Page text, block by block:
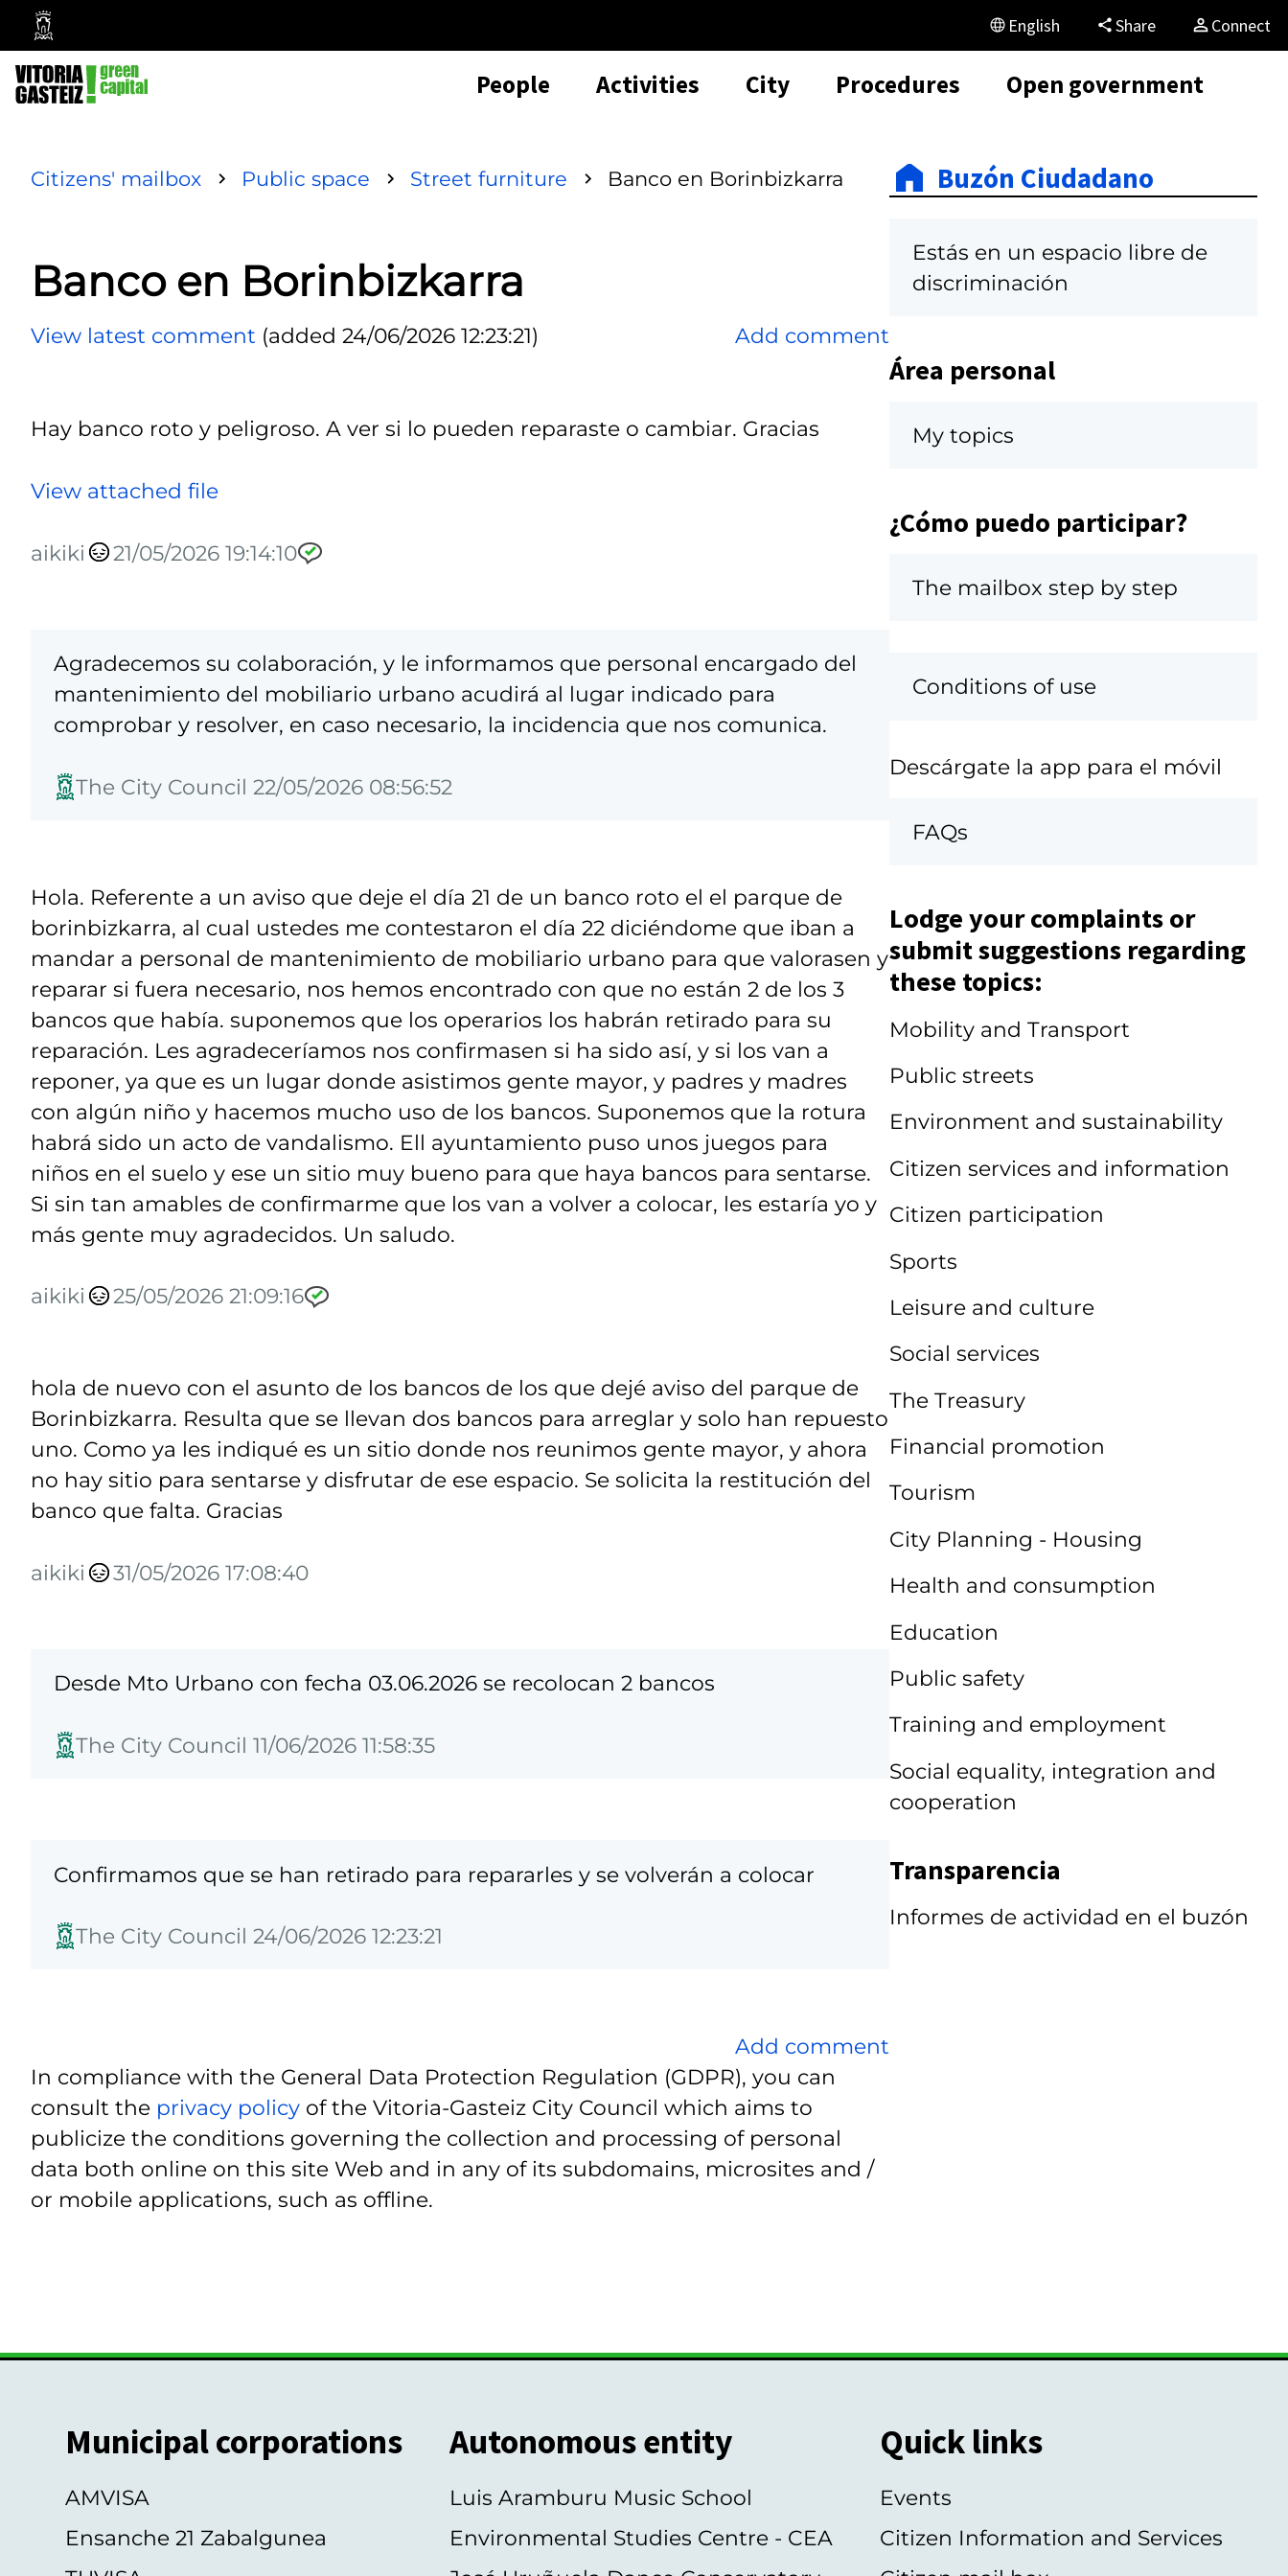
Vitoria-
Gasteiz
City
Council
English Share Connect
People Activities City Procedures Open government
Citizens' mailbox Public space Street furniture Banco en Borinbizkarra
Banco en Borinbizkarra
View latest comment (added 24/06/2026 12:23:21) Add comment
Hay banco roto y peligroso. A ver si lo pueden reparaste o cambiar. Gracias
View attached file
aikiki 21/05/2026 19:14:10
Agradecemos su colaboración, y le informamos que personal encargado del
mantenimiento del mobiliario urbano acudirá al lugar indicado para
comprobar y resolver, en caso necesario, la incidencia que nos comunica.
The City Council 22/05/2026 08:56:52
Hola. Referente a un aviso que deje el día 21 de un banco roto el el parque de
borinbizkarra, al cual ustedes me contestaron el día 22 diciéndome que iban a
mandar a personal de mantenimiento de mobiliario urbano para que valorasen y
reparar si fuera necesario, nos hemos encontrado con que no están 2 de los 3
bancos que había. suponemos que los operarios los habrán retirado para su
reparación. Les agradeceríamos nos confirmasen si ha sido así, y si los van a
reponer, ya que es un lugar donde asistimos gente mayor, y padres y madres
con algún niño y hacemos mucho uso de los bancos. Suponemos que la rotura
habrá sido un acto de vandalismo. Ell ayuntamiento puso unos juegos para
niños en el suelo y ese un sitio muy bueno para que haya bancos para sentarse.
Si sin tan amables de confirmarme que los van a volver a colocar, les estaría yo y
más gente muy agradecidos. Un saludo.
aikiki 25/05/2026 21:09:16
hola de nuevo con el asunto de los bancos de los que dejé aviso del parque de
Borinbizkarra. Resulta que se llevan dos bancos para arreglar y solo han repuesto
uno. Como ya les indiqué es un sitio donde nos reunimos gente mayor, y ahora
no hay sitio para sentarse y disfrutar de ese espacio. Se solicita la restitución del
banco que falta. Gracias
aikiki 31/05/2026 17:08:40
Desde Mto Urbano con fecha 03.06.2026 se recolocan 2 bancos
The City Council 11/06/2026 11:58:35
Confirmamos que se han retirado para repararles y se volverán a colocar
The City Council 24/06/2026 12:23:21
Add comment
In compliance with the General Data Protection Regulation (GDPR), you can
consult the privacy policy of the Vitoria-Gasteiz City Council which aims to
publicize the conditions governing the collection and processing of personal
data both online on this site Web and in any of its subdomains, microsites and /
or mobile applications, such as offline.
Buzón Ciudadano
Estás en un espacio libre de
discriminación
Área personal
My topics
¿Cómo puedo participar?
The mailbox step by step
Conditions of use
Descárgate la app para el móvil
FAQs
Lodge your complaints or
submit suggestions regarding
these topics:
Mobility and Transport
Public streets
Environment and sustainability
Citizen services and information
Citizen participation
Sports
Leisure and culture
Social services
The Treasury
Financial promotion
Tourism
City Planning - Housing
Health and consumption
Education
Public safety
Training and employment
Social equality, integration and
cooperation
Transparencia
Informes de actividad en el buzón
Municipal corporations
AMVISA
Ensanche 21 Zabalgunea
Autonomous entity
Luis Aramburu Music School
Environmental Studies Centre - CEA
Quick links
Events
Citizen Information and Services